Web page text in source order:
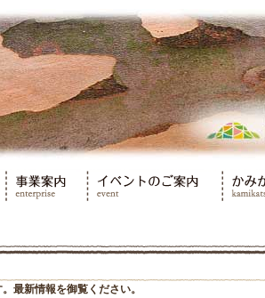
最新情報を御覧ください。